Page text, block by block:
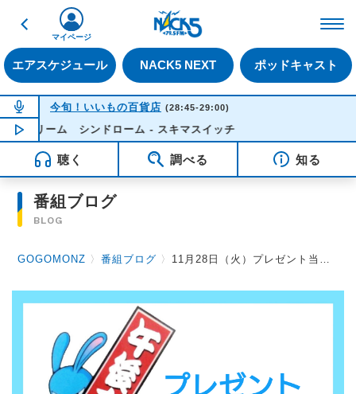
戻る
エアスケジュール NACK5 NEXT ポッドキャスト
マイページ
NOW ON AIR
今旬！いいもの百貨店 (28:45-29:00)
NOW PLAYING04:34
クリーム シンドローム - スキマスイッチ
聴く 調べる 知る
番組ブログ
BLOG
GOGOMONZ 〉番組ブログ 〉 11月28日（火）プレゼント当選者